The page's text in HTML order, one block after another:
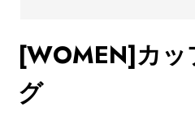
ブランド
最旬！トレンドワード
いち早くお届けします。
ご登録はこちら
[WOMEN]カッ
グ